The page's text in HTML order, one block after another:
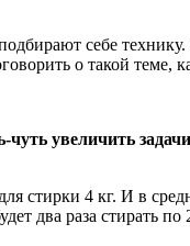
себе
о такой теме,
увеличить
4 кг. И в
два раза стирать